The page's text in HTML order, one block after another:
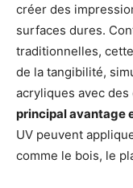
créer des
surfaces dures.
traditionnelles,
de la tangibilité,
acryliques avec
principal avantage
UV peuvent
comme le bois, le